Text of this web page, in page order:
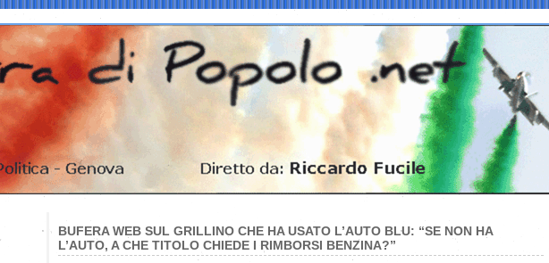
BUFERA WEB SUL GRILLINO CHE HA USATO L’AUTO BLU: “SE NON HA
L’AUTO, A CHE TITOLO CHIEDE I RIMBORSI BENZINA?”